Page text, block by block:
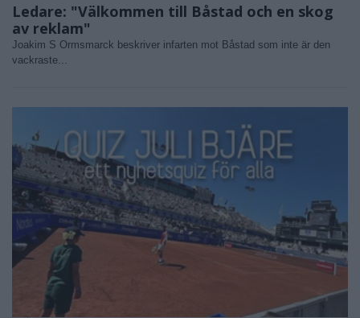
Ledare: "Välkommen till Båstad och en skog
av reklam"
Joakim S Ormsmarck beskriver infarten mot Båstad som inte är den
vackraste...